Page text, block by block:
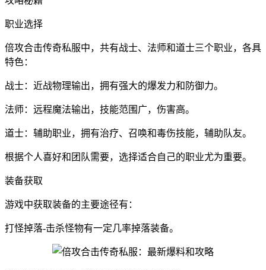
职业选择
倍攻合击传奇私服中，共有战士、法师和道士三个职业，各具
特色：
战士：近战物理输出，拥有强大的爆发力和防御力。
法师：远程魔法输出，技能范围广，伤害高。
道士：辅助职业，拥有治疗、召唤和毒伤技能，辅助队友。
根据个人喜好和团队需要，选择适合自己的职业尤为重要。
装备获取
游戏中获取装备的主要途径有：
打怪掉落-击杀怪物有一定几率掉落装备。